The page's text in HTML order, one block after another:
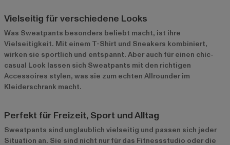
Vielseitig für verschiedene Looks
Was Sweatpants besonders beliebt macht, ist ihre
Vielseitigkeit. Mit einem T-Shirt und Sneakers kombiniert,
wirken sie sportlich und entspannt. Aber auch für einen chic-
casual Look lassen sich Sweatpants mit den richtigen
Accessoires stylen, was sie zum echten Allrounder im
Kleiderschrank macht.
Perfekt für Freizeit, Sport und Alltag
Sweatpants sind unglaublich vielseitig und passen sich jeder
Situation an. Sie sind nicht nur für das Fitnessstudio oder die